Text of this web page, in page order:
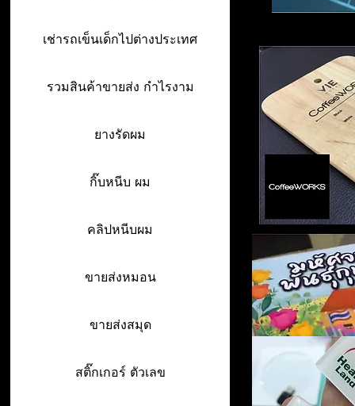
เช่ารถเข็นเด็กไปต่างประเทศ
รวมสินค้าขายส่ง กำไรงาม
ยางรัดผม
กิ๊บหนีบ ผม
คลิปหนีบผม
ขายส่งหมอน
ขายส่งสมุด
สติ๊กเกอร์ ตัวเลข